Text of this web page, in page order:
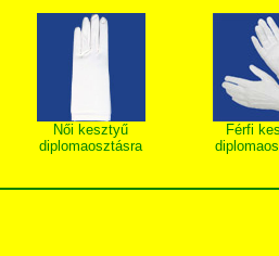
Női kesztyű
diplomaosztásra
Férfi